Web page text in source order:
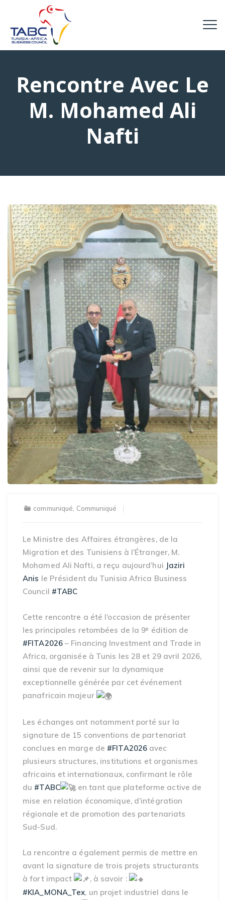
Rencontre Avec Le
M. Mohamed Ali
Nafti
communiqué, Communiqué
Le Ministre des Affaires étrangères, de la
Migration et des Tunisiens à l’Étranger, M.
Mohamed Ali Nafti, a reçu aujourd’hui Jaziri
Anis le Président du Tunisia Africa Business
Council #TABC
Cette rencontre a été l’occasion de présenter
les principales retombées de la 9ᵉ édition de
#FITA2026– Financing Investment and Trade in
Africa, organisée à Tunis les 28 et 29 avril 2026,
ainsi que de revenir sur la dynamique
exceptionnelle générée par cet événement
panafricain majeur
Les échanges ont notamment porté sur la
signature de 15 conventions de partenariat
conclues en marge de #FITA2026 avec
plusieurs structures, institutions et organismes
africains et internationaux, confirmant le rôle
du #TABC
en tant que plateforme active de
mise en relation économique, d’intégration
régionale et de promotion des partenariats
Sud-Sud.
La rencontre a également permis de mettre en
avant la signature de trois projets structurants
à fort impact
, à savoir :
#KIA_MONA_Tex, un projet industriel dans le